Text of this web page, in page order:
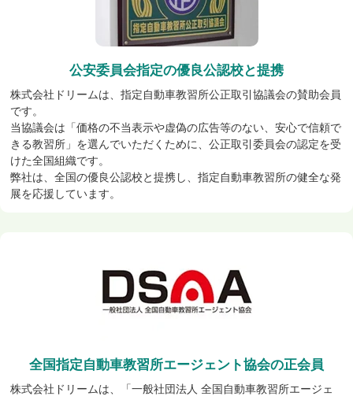
公安委員会指定の優良公認校と提携
株式会社ドリームは、指定自動車教習所公正取引協議会の賛助会員
です。
当協議会は「価格の不当表示や虚偽の広告等のない、安心で信頼で
きる教習所」を選んでいただくために、公正取引委員会の認定を受
けた全国組織です。
弊社は、全国の優良公認校と提携し、指定自動車教習所の健全な発
展を応援しています。
全国指定自動車教習所エージェント協会の正会員
株式会社ドリームは、「一般社団法人 全国自動車教習所エージェ